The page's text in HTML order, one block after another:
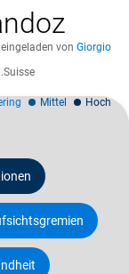
eingeladen von Giorgio
Mittel Hoch